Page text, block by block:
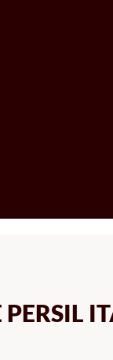
PERSIL